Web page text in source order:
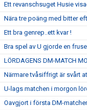
Ett revanschsuget Husie
Nära tre poäng med bitter
Ett bra genrep..ett kvar !
Bra spel av U gjorde en
LÖRDAGENS DM-MATCH
Närmare tvåsiffrigt är svårt
U-lags matchen i morgon
Oavgjort i första DM-